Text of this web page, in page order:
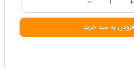
به سبد خرید